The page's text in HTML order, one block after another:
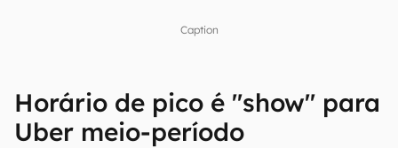
Caption
Horário de pico é "show" para
Uber meio-período